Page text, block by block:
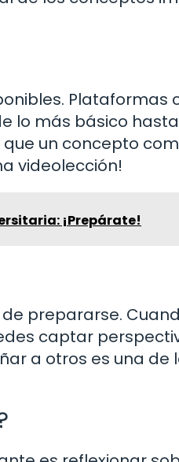
Plataformas
lo más básico
un concepto
videolección!
¡Prepárate!
prepararse.
captar
a otros es una